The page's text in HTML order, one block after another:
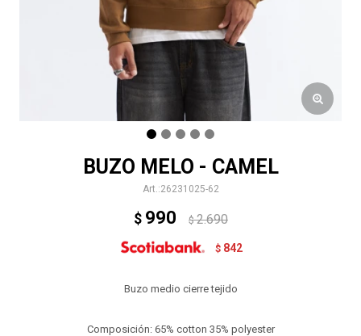
BUZO MELO - CAMEL
26231025-62
$ 990 $ 2.690
$ 842
Buzo medio cierre tejido
Composición: 65% cotton 35% polyester